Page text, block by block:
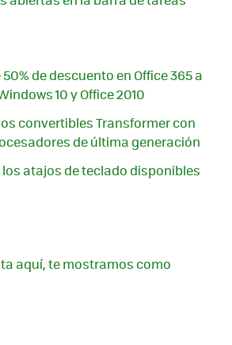
de descuento en Office 365 a
10 y Office 2010
convertibles Transformer con
de última generación
atajos de teclado disponibles
aquí, te mostramos como